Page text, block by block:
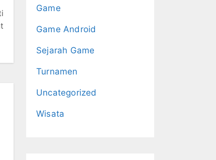
Game
Game Android
Sejarah Game
Turnamen
Uncategorized
Wisata